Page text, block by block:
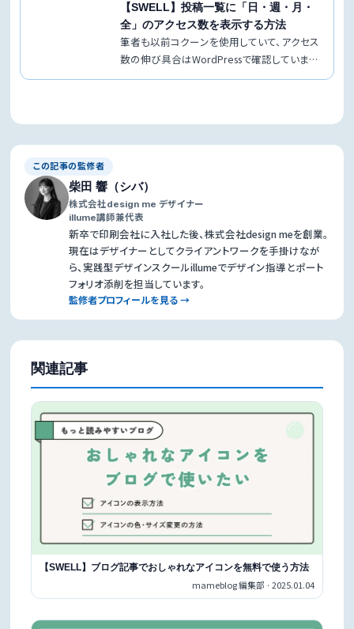
【SWELL】投稿一覧に「日・週・月・
全」のアクセス数を表示する方法
筆者も以前コクーンを使用していて、アクセス
数の伸び具合はWordPressで確認していまし
た。 SWELLは総PV数は表…
この記事の監修者
柴田 響（シバ）
株式会社design me デザイナー
illume講師兼代表
新卒で印刷会社に入社した後、株式会社design meを創業。
現在はデザイナーとしてクライアントワークを手掛けなが
ら、実践型デザインスクールillumeでデザイン指導とポート
フォリオ添削を担当しています。
監修者プロフィールを見る →
関連記事
【SWELL】ブログ記事でおしゃれなアイコンを無料で使う方法
mameblog 編集部 · 2025.01.04